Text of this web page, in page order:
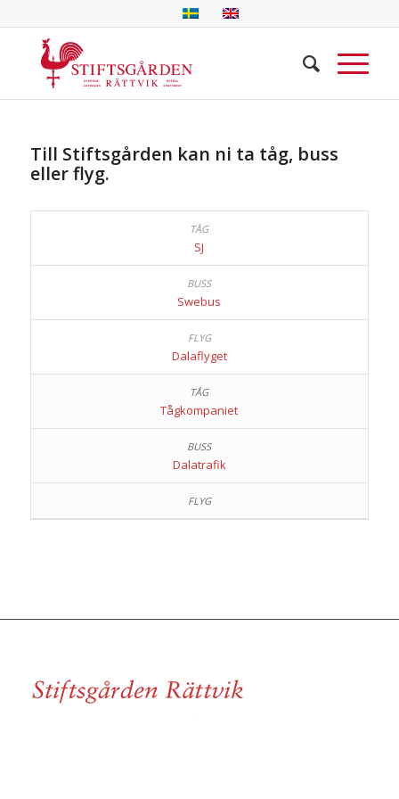
Till Stiftsgården kan ni ta tåg, buss
eller flyg.
SJ
Swebus
Dalaflyget
Tågkompaniet
Dalatrafik